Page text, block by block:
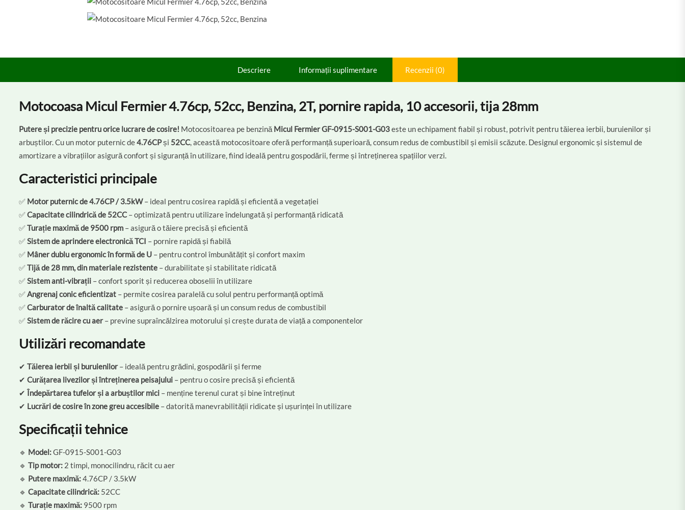
Descriere Informații suplimentare Recenzii (0)
Motocoasa Micul Fermier 4.76cp, 52cc, Benzina, 2T, pornire rapida, 10 accesorii, tija 28mm
Putere și precizie pentru orice lucrare de cosire! Motocositoarea pe benzină Micul Fermier GF-0915-S001-G03este un echipament fiabil și robust, potrivit pentru tăierea ierbii, buruienilor și
arbuștilor. Cu un motor puternic de4.76CPși 52CC, această motocositoare oferă performanță superioară, consum redus de combustibil și emisii scăzute. Designul ergonomic și sistemul de
amortizare a vibrațiilor asigură confort și siguranță în utilizare, fiind ideală pentru gospodării, ferme și întreținerea spațiilor verzi.
Caracteristici principale
✅ Motor puternic de 4.76CP / 3.5kW– ideal pentru cosirea rapidă și eficientă a vegetației
✅Capacitate cilindrică de 52CC– optimizată pentru utilizare îndelungată și performanță ridicată
✅Turație maximă de 9500 rpm – asigură o tăiere precisă și eficientă
✅Sistem de aprindere electronică TCI – pornire rapidă și fiabilă
✅ Mâner dublu ergonomic în formă de U – pentru control îmbunătățit și confort maxim
✅Tijă de 28 mm, din materiale rezistente – durabilitate și stabilitate ridicată
✅Sistem anti-vibrații – confort sporit și reducerea oboselii în utilizare
✅Angrenaj conic eficientizat – permite cosirea paralelă cu solul pentru performanță optimă
✅Carburator de înaltă calitate – asigură o pornire ușoară și un consum redus de combustibil
✅Sistem de răcire cu aer– previne supraîncălzirea motorului și crește durata de viață a componentelor
Utilizări recomandate
✔ Tăierea ierbii și buruienilor– ideală pentru grădini, gospodării și ferme
✔ Curățarea livezilor și întreținerea peisajului – pentru o cosire precisă și eficientă
✔Îndepărtarea tufelor și a arbuștilor mici – menține terenul curat și bine întreținut
✔ Lucrări de cosire în zone greu accesibile – datorită manevrabilității ridicate și ușurinței în utilizare
Specificații tehnice
🔹 Model:GF-0915-S001-G03
🔹 Tip motor: 2 timpi, monocilindru, răcit cu aer
🔹 Putere maximă:4.76CP / 3.5kW
🔹 Capacitate cilindrică: 52CC
🔹 Turație maximă: 9500 rpm